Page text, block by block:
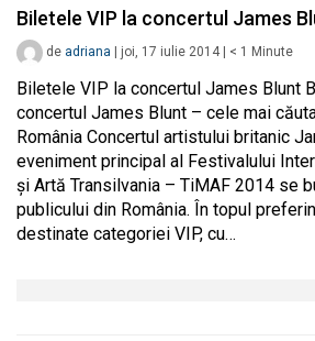
Biletele VIP la concertul James
de adriana joi, 17 iulie 2014 < 1 Minute
Biletele VIP la concertul James Blunt
concertul James Blunt – cele mai
România Concertul artistului britanic
eveniment principal al Festivalului
şi Artă Transilvania – TiMAF 2014 se
publicului din România. În topul
destinate categoriei VIP, cu…